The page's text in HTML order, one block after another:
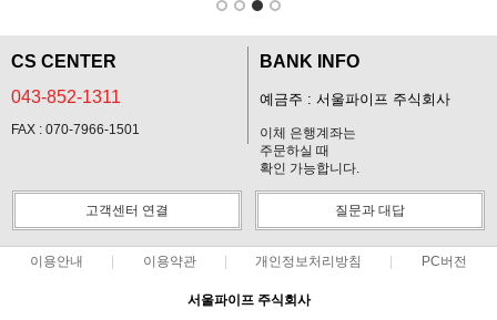
CS CENTER
043-852-1311
FAX : 070-7966-1501
BANK INFO
예금주 : 서울파이프 주식회사
이체 은행계좌는
주문하실 때
확인 가능합니다.
고객센터 연결 질문과 대답
이용안내 이용약관 개인정보처리방침 PC버전
서울파이프 주식회사